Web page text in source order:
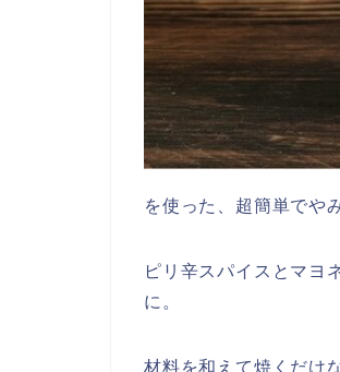
を使った、超簡単でや
ピリ辛スパイスとマヨ
に。
材料を和えて焼くだけ